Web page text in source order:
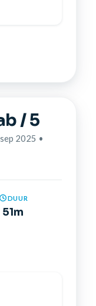
/ 5
2025 •
DUUR
51m